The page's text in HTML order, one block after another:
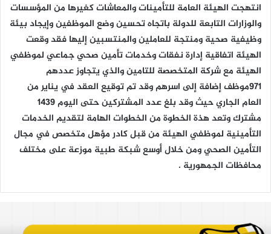
انتهجت الهيئة العامة للتأمينات والمعاشات كغيرها من المؤسسات
والوزارات التابعة للدولة باتجاه تحسين وضع الموظفين وإيجاد بيئة
وظيفية صحية ومنتجة للعاملين والمنتسبين إليها فقد وقعت
الهيئة اتفاقية إدارة نفقات وخدمات تأمين صحي جماعي لموظفي
الهيئة مع شركة المتخصصة للتامين والذي يتجاوز عددهم
971موظف إضافة إلى اسرهم وقد تم توقيع العقد في يناير من
العام الجاري حيث وقد بلغ عدد المشتركين حتى اليوم 1439
مشترك وتعد هذة الخطوة من الخطوات الهامة لتقديم الخدمات
التأمينية لموظفي الهيئة من قبل كادر مؤهل متخصص في مجال
التأمين الصحي ومن خلال أوسع شبكة طبية موزعة على مختلف
محافظات الجمهورية .